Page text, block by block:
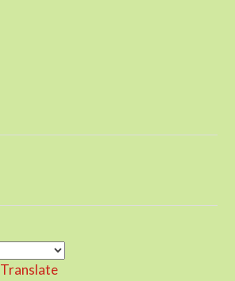
Translate